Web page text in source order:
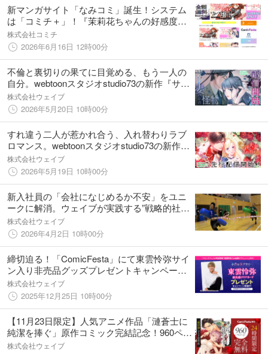
新マンガサイト「なみコミ」誕生！システム
は「コミチ＋」！『茉莉花ちゃんの好感度は
ぶっ壊れている』『大人にゃ恋の仕方がわか
らねぇ！』など人気作を掲載
株式会社コミチ
2026年6月16日 12時00分
不倫と裏切りの果てに目覚める、もう一人の
自分。webtoonスタジオstudio73の新作『サレ
妻の中の怪物』配信開始！
株式会社ウェイブ
2026年5月20日 10時00分
すれ違う二人が惹かれ合う、入れ替わりラブ
ロマンス。webtoonスタジオstudio73の新作
『悪評夫妻の入れ替わり』配信開始！
株式会社ウェイブ
2026年5月19日 10時00分
新入社員の「会社になじめるか不安」をユニ
ークに解消。ウェイブが実践する”戦略的社内
交流”
株式会社ウェイブ
2026年4月2日 10時00分
締切迫る！「ComicFesta」にて東雲怜弥サイ
ン入り非売品グッズプレゼントキャンペーン
開催中！
株式会社ウェイブ
2025年12月25日 10時00分
【11月23日限定】人気アニメ作品「漣蒼士に
純潔を捧ぐ」原作コミック完結記念！960ペー
ジ完全無料公開＆最終巻販売中！
株式会社ウェイブ